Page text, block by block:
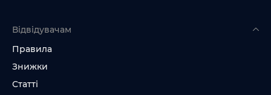
Відвідувачам
Правила
Знижки
Статті